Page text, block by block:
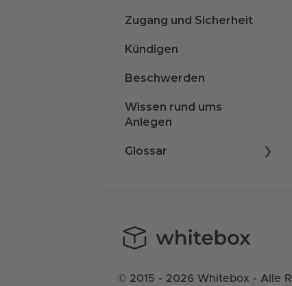
Zugang und Sicherheit
Kündigen
Beschwerden
Wissen rund ums
Anlegen
Glossar
C
© 2015 - 2026 Whitebox - Alle